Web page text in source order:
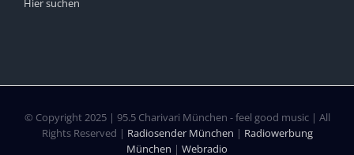
Hier suchen
© Copyright 2025 | 95.5 Charivari München - feel good music | All
Rights Reserved | Radiosender München | Radiowerbung
München | Webradio